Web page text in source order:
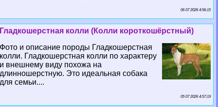
06 07 2026 4:56:15
Гладкошерстная колли (Колли короткошёрстный)
Фото и описание породы Гладкошерстная
колли. Гладкошерстная колли по хаpaктеру
и внешнему виду похожа на
длинношерстную. Это идеальная собака
для семьи....
05 07 2026 4:57:19